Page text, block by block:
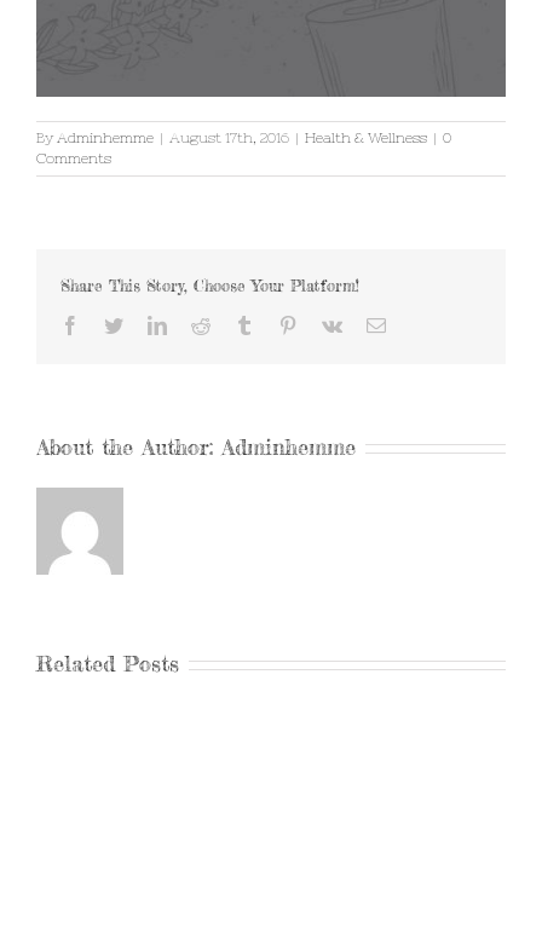
By Adminhemme | August 17th, 2016 | Health & Wellness | 0
Comments
Share This Story, Choose Your Platform!
Facebook
TwitterLinkedInReddit Tumblr Pinterest
Vk Email
About the Author: Adminhemme
Related Posts